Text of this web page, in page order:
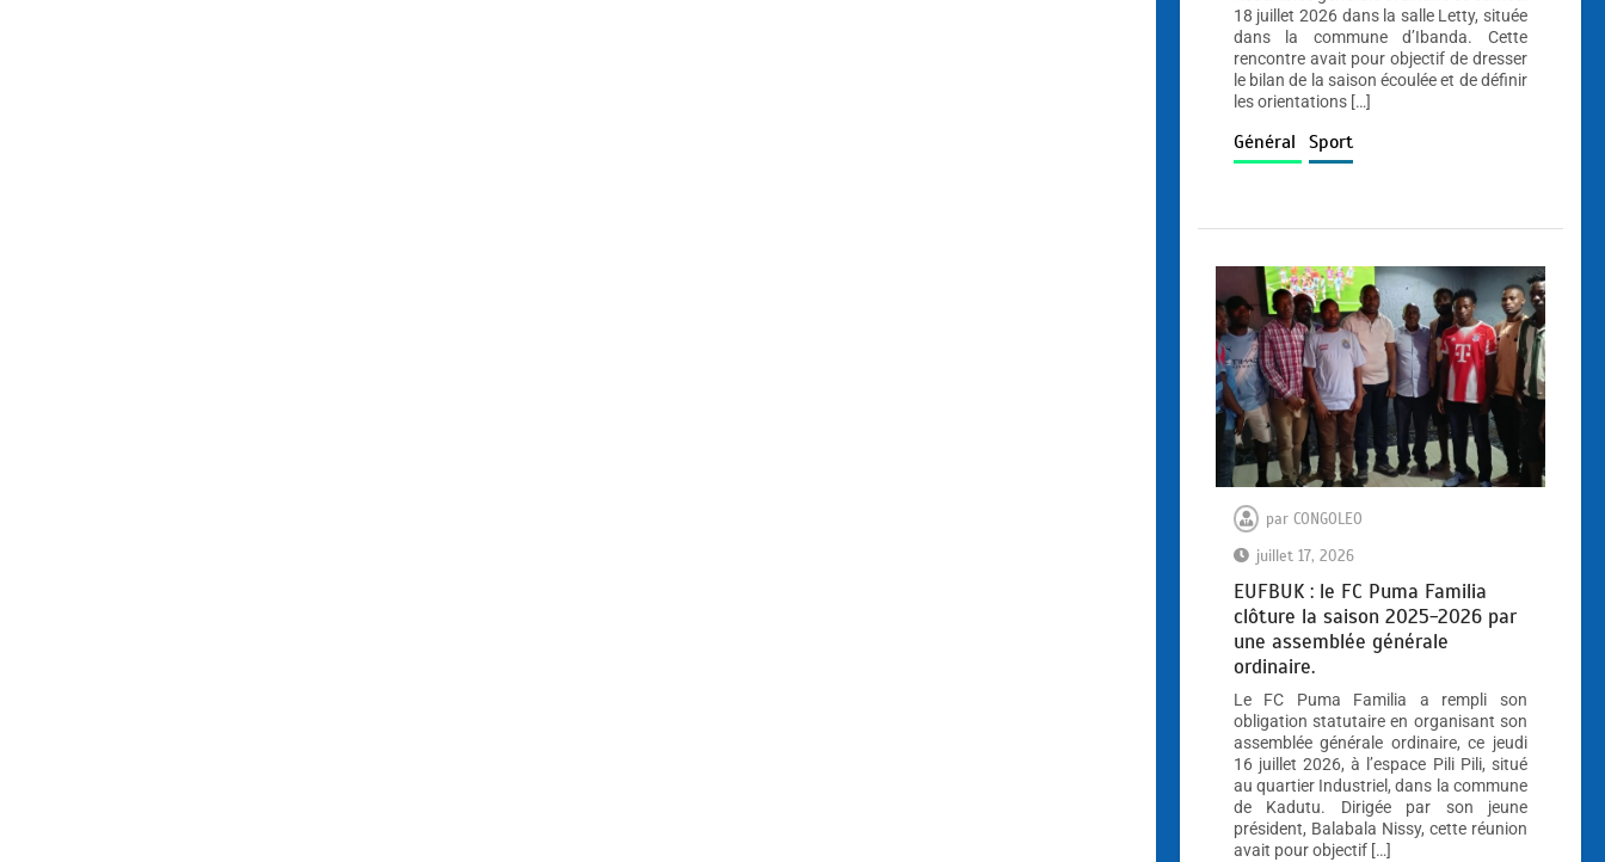
18 juillet 2026 dans la salle Letty, située
dans la commune d’Ibanda. Cette
rencontre avait pour objectif de dresser
le bilan de la saison écoulée et de définir
les orientations […]
Général Sport
par CONGOLEO
juillet 17, 2026
EUFBUK : le FC Puma Familia
clôture la saison 2025-2026 par
une assemblée générale
ordinaire.
Le FC Puma Familia a rempli son
obligation statutaire en organisant son
assemblée générale ordinaire, ce jeudi
16 juillet 2026, à l’espace Pili Pili, situé
au quartier Industriel, dans la commune
de Kadutu. Dirigée par son jeune
président, Balabala Nissy, cette réunion
avait pour objectif […]